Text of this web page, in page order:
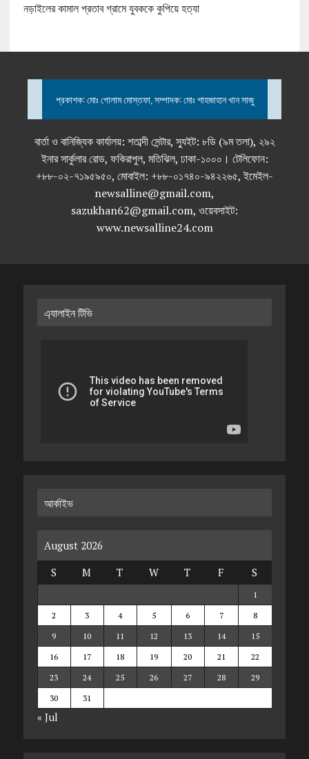
নড়াইলের কামাল প্রতাব গ্রামে যুবককে কুপিয়ে হত্যা
প্রকাশক: মোঃ গোলাম মোস্তফা, সম্পাদক: মোঃ শাহজাহান খান সাজু
বার্তা ও বানিজ্যিক কার্যালয়: শতাব্দী সেন্টার, স্যুইট: ৮ডি (৯ম তলা), ২৯২
ইনার সার্কুলার রোড, ফকিরাপুল, মতিঝিল, ঢাকা-১০০০। টেলিফোন:
+৮৮-০২-৭১৯৫৯৫০, মোবাইল: +৮৮-০১৭৪০-৯৪২২৬৫, ইমেইল-
newsalline@gmail.com,
sazukhan62@gmail.com, ওয়েবসাইট:
www.newsalline24.com
এ্যালাইন টিভি
আর্কাইভ
August 2026
S
M T W T F S
1
2
3 4 5 6 7
8
9
10 11 12 13 14
15
16
17 18 19 20 21
22
23
24 25 26 27 28
29
30
31
« Jul